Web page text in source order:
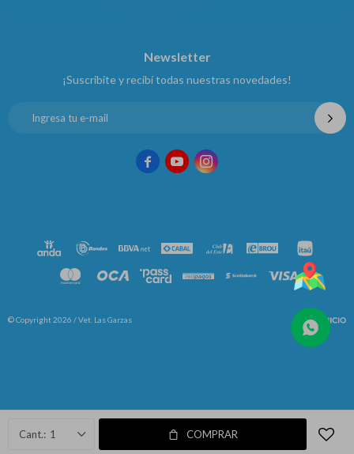
1 COMPRAR
Newsletter
¡Suscribite y recibí todas nuestras novedades!
  
© Copyright 2026 / Vet. Las Garzas
Fenicio